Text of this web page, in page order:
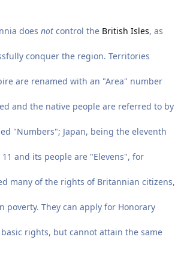
does not control the British Isles, as
conquer the region. Territories
are renamed with an "Area" number
and the native people are referred to by
"Numbers"; Japan, being the eleventh
and its people are "Elevens", for
many of the rights of Britannian citizens,
poverty. They can apply for Honorary
rights, but cannot attain the same